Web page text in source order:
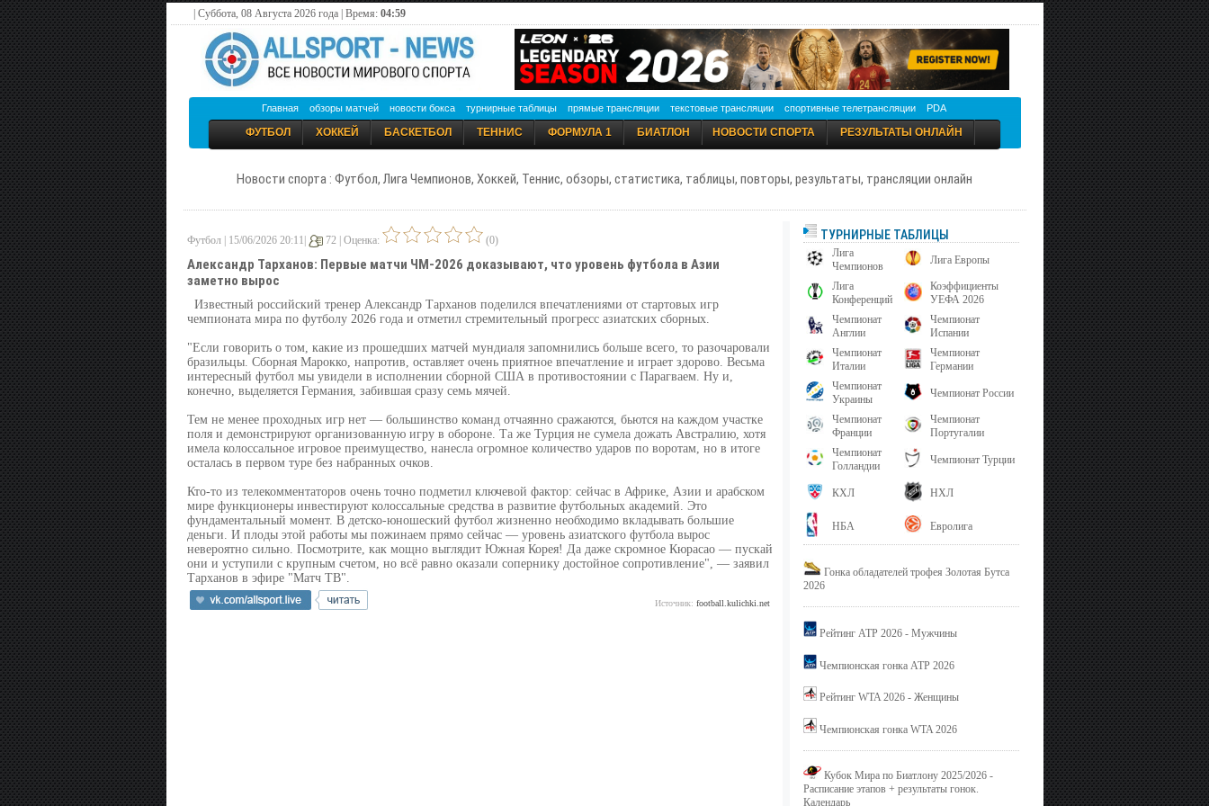
| Суббота, 08 Августа 2026 года | Время: 04:59
Главная обзоры матчей новости бокса турнирные таблицы прямые трансляции текстовые трансляции спортивные телетрансляции PDA
ФУТБОЛ ХОККЕЙ БАСКЕТБОЛ ТЕННИС ФОРМУЛА 1 БИАТЛОН НОВОСТИ СПОРТА РЕЗУЛЬТАТЫ ОНЛАЙН
Новости спорта : Футбол, Лига Чемпионов, Хоккей, Теннис, обзоры, статистика, таблицы, повторы, результаты, трансляции онлайн
Футбол | 15/06/2026 20:11| 72 | Оценка: (0)
Александр Тарханов: Первые матчи ЧМ-2026 доказывают, что уровень футбола в Азии
заметно вырос
Известный российский тренер Александр Тарханов поделился впечатлениями от стартовых игр
чемпионата мира по футболу 2026 года и отметил стремительный прогресс азиатских сборных.
"Если говорить о том, какие из прошедших матчей мундиаля запомнились больше всего, то разочаровали
бразильцы. Сборная Марокко, напротив, оставляет очень приятное впечатление и играет здорово. Весьма
интересный футбол мы увидели в исполнении сборной США в противостоянии с Парагваем. Ну и,
конечно, выделяется Германия, забившая сразу семь мячей.
Тем не менее проходных игр нет — большинство команд отчаянно сражаются, бьются на каждом участке
поля и демонстрируют организованную игру в обороне. Та же Турция не сумела дожать Австралию, хотя
имела колоссальное игровое преимущество, нанесла огромное количество ударов по воротам, но в итоге
осталась в первом туре без набранных очков.
Кто‑то из телекомментаторов очень точно подметил ключевой фактор: сейчас в Африке, Азии и арабском
мире функционеры инвестируют колоссальные средства в развитие футбольных академий. Это
фундаментальный момент. В детско-юношеский футбол жизненно необходимо вкладывать большие
деньги. И плоды этой работы мы пожинаем прямо сейчас — уровень азиатского футбола вырос
невероятно сильно. Посмотрите, как мощно выглядит Южная Корея! Да даже скромное Кюрасао — пускай
они и уступили с крупным счетом, но всё равно оказали сопернику достойное сопротивление", — заявил
Тарханов в эфире "Матч ТВ".
Источник: football.kulichki.net
ТУРНИРНЫЕ ТАБЛИЦЫ
Лига
Чемпионов
Лига Европы
Лига
Конференций
Коэффициенты
УЕФА 2026
Чемпионат
Англии
Чемпионат
Испании
Чемпионат
Италии
Чемпионат
Германии
Чемпионат
Украины
Чемпионат России
Чемпионат
Франции
Чемпионат
Португалии
Чемпионат
Голландии
Чемпионат Турции
КХЛ НХЛ
НБА Евролига
Гонка обладателей трофея Золотая Бутса
2026
Рейтинг ATP 2026 - Мужчины
Чемпионская гонка ATP 2026
Рейтинг WTA 2026 - Женщины
Чемпионская гонка WTA 2026
Кубок Мира по Биатлону 2025/2026 -
Расписание этапов + результаты гонок.
Календарь